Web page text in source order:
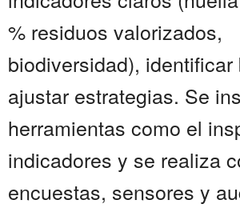
% residuos valorizados,
biodiversidad), identificar
ajustar estrategias. Se
herramientas como el
indicadores y se realiza
encuestas, sensores y